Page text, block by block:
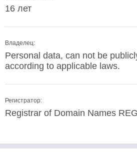
16 лет
Владелец:
Personal data, can not be
according to applicable laws.
Регистратор:
Registrar of Domain Names